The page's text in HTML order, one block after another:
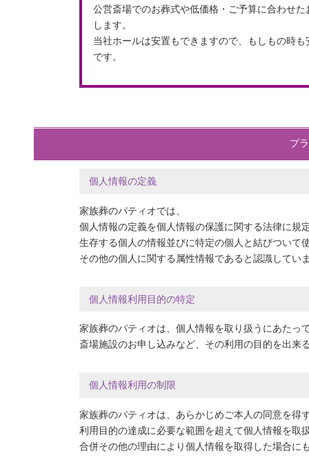
公営斎場でのお葬式や低価格・ご予算に合わせた
します。
当社ホールは安置もできますので、もしもの時
です。
プ
個人情報の定義
家族葬のパティオでは、
個人情報の定義を個人情報の保護に関する法律に規
生存する個人の情報並びに特定の個人と結びついて
その他の個人に関する属性情報であると認識してい
個人情報利用目的の特定
家族葬のパティオは、個人情報を取り扱うにあたっ
斎場施設のお申し込みなど、その利用の目的を出来
個人情報利用の制限
家族葬のパティオは、あらかじめご本人の同意を得
利用目的の達成に必要な範囲を超えて個人情報を取
合併その他の理由により個人情報を取得した場合に